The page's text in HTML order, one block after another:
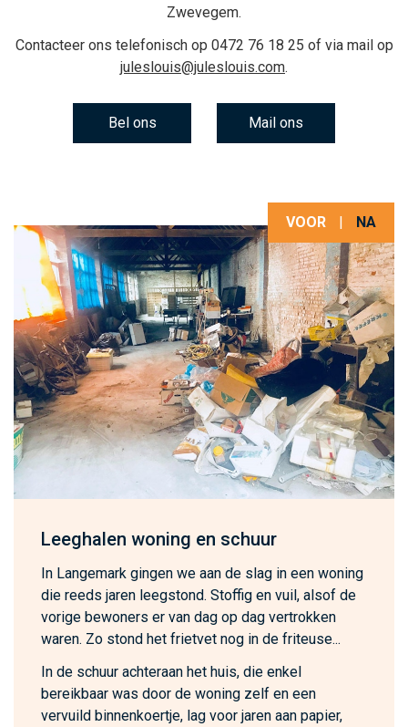
Zwevegem.
Contacteer ons telefonisch op 0472 76 18 25 of via mail op
juleslouis@juleslouis.com.
Bel ons Mail ons
VOOR | NA
Leeghalen woning en schuur
In Langemark gingen we aan de slag in een woning
die reeds jaren leegstond. Stoffig en vuil, alsof de
vorige bewoners er van dag op dag vertrokken
waren. Zo stond het frietvet nog in de friteuse...
In de schuur achteraan het huis, die enkel
bereikbaar was door de woning zelf en een
vervuild binnenkoertje, lag voor jaren aan papier,